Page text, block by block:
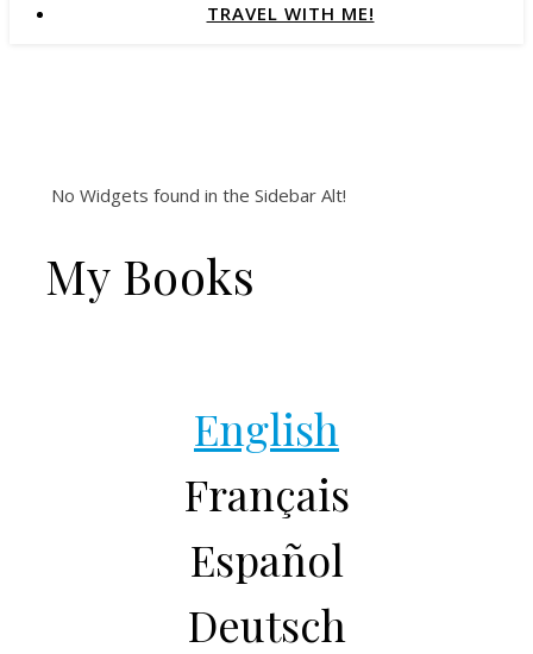
TRAVEL WITH ME!
No Widgets found in the Sidebar Alt!
My Books
English
Français
Español
Deutsch